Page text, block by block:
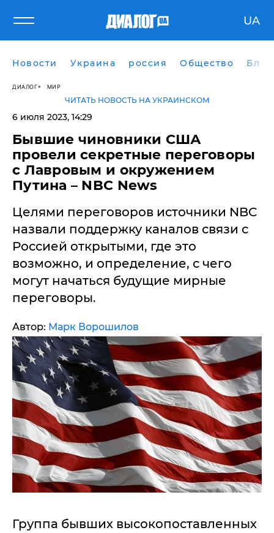
UA
Новости Украина россия Общество
ДИАЛОГ МИР
ЧИТАТЬ НОВОСТЬ НА УКРАИНСКОМ
6 июля 2023, 14:29
​Бывшие чиновники США
провели секретные переговоры
с Лавровым и окружением
Путина – NBC News
Целями переговоров источники NBC
назвали поддержку каналов связи с
Россией открытыми, где это
возможно, и определение, с чего
могут начаться будущие мирные
переговоры.
Автор: Марк Ворошилов
Группа бывших высокопоставленных